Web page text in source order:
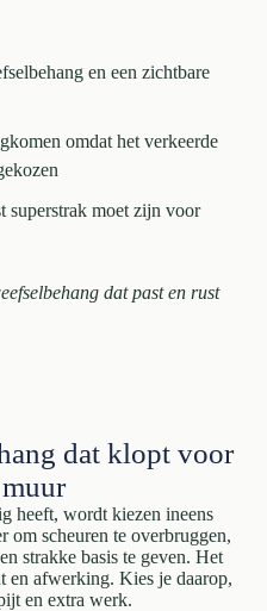
en een zichtbare
omdat het verkeerde
superstrak moet zijn voor
dat past en rust
dat klopt voor
heeft, wordt kiezen ineens
om scheuren te overbruggen,
strakke basis te geven. Het
en afwerking. Kies je daarop,
en extra werk.